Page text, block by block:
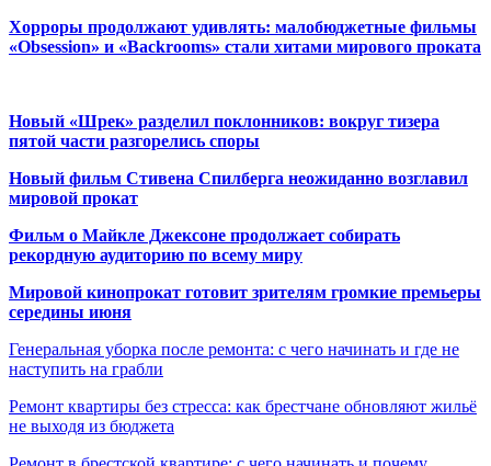
Хорроры продолжают удивлять: малобюджетные фильмы
«Obsession» и «Backrooms» стали хитами мирового проката
Новый «Шрек» разделил поклонников: вокруг тизера
пятой части разгорелись споры
Новый фильм Стивена Спилберга неожиданно возглавил
мировой прокат
Фильм о Майкле Джексоне продолжает собирать
рекордную аудиторию по всему миру
Мировой кинопрокат готовит зрителям громкие премьеры
середины июня
Генеральная уборка после ремонта: с чего начинать и где не
наступить на грабли
Ремонт квартиры без стресса: как брестчане обновляют жильё
не выходя из бюджета